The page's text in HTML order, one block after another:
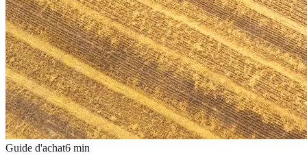
Guide d'achat6 min